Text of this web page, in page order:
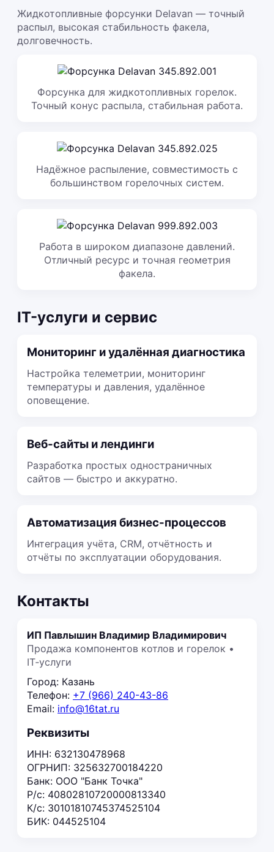
Жидкотопливные форсунки Delavan — точный
распыл, высокая стабильность факела,
долговечность.
Форсунка для жидкотопливных горелок.
Точный конус распыла, стабильная работа.
Надёжное распыление, совместимость с
большинством горелочных систем.
Работа в широком диапазоне давлений.
Отличный ресурс и точная геометрия
факела.
IT-услуги и сервис
Мониторинг и удалённая диагностика
Настройка телеметрии, мониторинг
температуры и давления, удалённое
оповещение.
Веб-сайты и лендинги
Разработка простых одностраничных
сайтов — быстро и аккуратно.
Автоматизация бизнес-процессов
Интеграция учёта, CRM, отчётность и
отчёты по эксплуатации оборудования.
Контакты
ИП Павлышин Владимир Владимирович
Продажа компонентов котлов и горелок •
IT‑услуги
Город: Казань
Телефон: +7 (966) 240-43-86
Email: info@16tat.ru
Реквизиты
ИНН: 632130478968
ОГРНИП: 325632700184220
Банк: ООО "Банк Точка"
Р/с: 40802810720000813340
К/с: 30101810745374525104
БИК: 044525104